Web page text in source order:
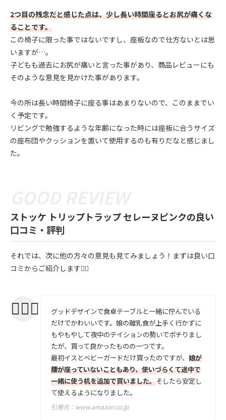
2つ目の残念だと感じた点は、少し長い時間座るとお尻が痛くな
ることです。
この椅子に限った事ではないですし、座板なので仕方ないとは思
いますが…。
子どもも過去にお尻が痛いと言った事があり、商品レビューにも
そのような意見を見かけた事があります。
今の所は長い時間椅子に座る事はあまりないので、このままでい
く予定です。
リビングで勉強するような年齢になった時には座板に合うサイズ
の座布団やクッションを置いて使用するのも有りだなと感じまし
た。
ストッケ トリップトラップ セレーヌピンクの良い
口コミ・評判
それでは、次に他の方々の意見も見てみましょう！まずは良い口
コミからご紹介します💁‍♀️
グッドデザインで食卓テーブルと一緒に佇んでいる
だけでかわいいです。娘の離乳食が上手く行かずに
もやもやして夜中のテイションの勢いでポチりまし
たが、買って良かったものの一つです。
最初イスとベビーガードだけ買ったのですが、 娘が
腰が座っていないこともあり、使いづらくて途中で
一緒に使う机を追加で買いました。そしたら安定し
て使えるようになりました。
引用元： www.amazon.co.jp